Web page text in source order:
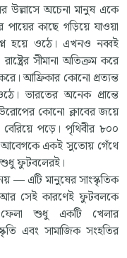
অচেনা মানুষ একে
কাছে গড়িয়ে যাওয়া
হয়ে ওঠে। এখনও নব্বই
সীমানা অতিক্রম করে
আফ্রিকার কোনো প্রত্যন্ত
ভারতের অনেক প্রান্তে
কোনো ক্লাবের জয়ে
পড়ে। পৃথিবীর ৮০০
আবেগকে একই সুতোয় গেঁথে
ফুটবলেরই।
— এটি মানুষের সাংস্কৃতিক
আর সেই কারণেই ফুটবলকে
ফেলা শুধু একটি খেলার
এবং সামাজিক সংহতির